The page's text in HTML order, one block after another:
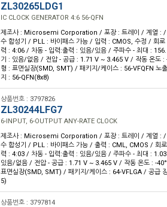
ZL30265LDG1
IC CLOCK GENERATOR 4:6 56-QFN
제조사 : Microsemi Corporation / 포장 : 트레이 / 계열 : /
수 합성기 / PLL : 바이패스 가능 / 입력 : CMOS, 수정 / 회
력 : 4:06 / 차동 - 입력:출력 : 있음/있음 / 주파수 - 최대 :
기 : 있음/없음 / 전압 - 공급 : 1.71 V ~ 3.465 V / 작동 온도 :
형 : 표면실장(SMD, SMT) / 패키지/케이스 : 56-VFQFN 노
지 : 56-QFN(8x8)
상품번호 : 3797826
ZL30244LFG7
6-INPUT, 6-OUTPUT ANY-RATE CLOCK
제조사 : Microsemi Corporation / 포장 : 트레이 / 계열 : /
수 합성기 / PLL : 바이패스 가능 / 출력 : CML, CMOS / 회
력 : 4:03 / 차동 - 입력:출력 : 있음/있음 / 주파수 - 최대 :
있음/없음 / 전압 - 공급 : 1.71 V ~ 3.465 V / 작동 온도 : -
표면실장(SMD, SMT) / 패키지/케이스 : 64-VFLGA / 공급
5)
상품번호 : 3797814